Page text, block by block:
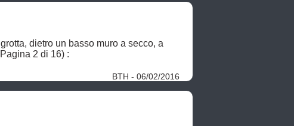
dietro un basso muro a secco, a
BTH - 06/02/2016